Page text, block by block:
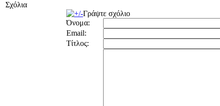
Σχόλια
Γράψτε σχόλιο
Όνομα:
Email:
Τίτλος: